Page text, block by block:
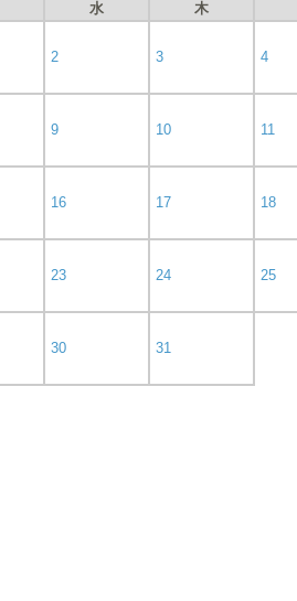
水 木
2 3 4
9 10 11
16 17 18
23 24 25
30 31